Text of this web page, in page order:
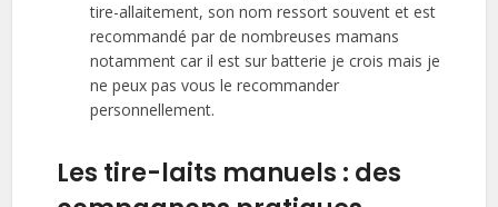
tire-allaitement, son nom ressort souvent et est
recommandé par de nombreuses mamans
notamment car il est sur batterie je crois mais je
ne peux pas vous le recommander
personnellement.
Les tire-laits manuels : des